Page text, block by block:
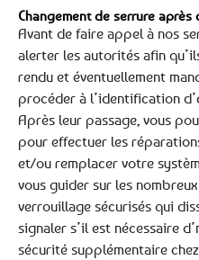
Changement de serrure après
Avant de faire appel à nos
alerter les autorités afin
rendu et éventuellement
procéder à l’identification
Après leur passage, vous
pour effectuer les
et/ou remplacer votre
vous guider sur les
verrouillage sécurisés qui
signaler s’il est nécessaire
sécurité supplémentaire